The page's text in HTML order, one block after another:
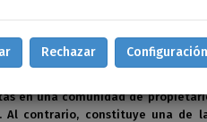
DE LAS
en una comunidad de
contrario, constituye una de
Rechazar